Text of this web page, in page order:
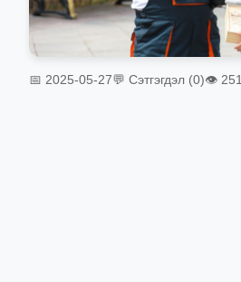
📅 2025-05-27💬 Сэтгэгдэл (0)👁 251